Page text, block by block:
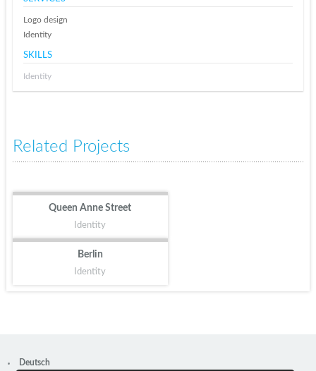
Logo design
Identity
SKILLS
Identity
Related Projects
Queen Anne Street
Identity
Berlin
Identity
Deutsch